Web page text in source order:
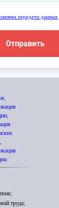
передачи данных
Отправить
труда;